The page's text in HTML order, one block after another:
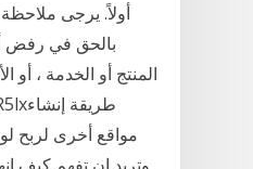
بالحق في رفض